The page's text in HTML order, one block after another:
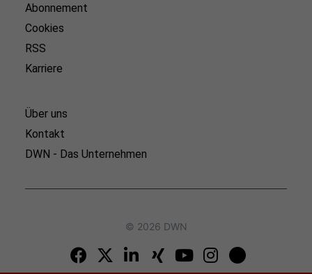
Abonnement
Cookies
RSS
Karriere
Über uns
Kontakt
DWN - Das Unternehmen
© 2026 DWN